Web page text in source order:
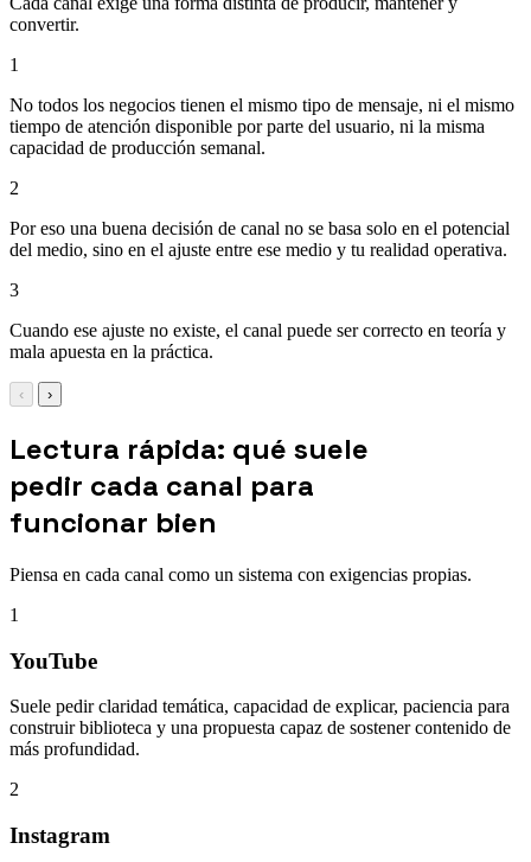
convertir.
1
No todos los negocios tienen el mismo tipo de mensaje, ni el mismo
tiempo de atención disponible por parte del usuario, ni la misma
capacidad de producción semanal.
2
Por eso una buena decisión de canal no se basa solo en el potencial
del medio, sino en el ajuste entre ese medio y tu realidad operativa.
3
Cuando ese ajuste no existe, el canal puede ser correcto en teoría y
mala apuesta en la práctica.
‹ ›
Lectura rápida: qué suele
pedir cada canal para
funcionar bien
Piensa en cada canal como un sistema con exigencias propias.
1
YouTube
Suele pedir claridad temática, capacidad de explicar, paciencia para
construir biblioteca y una propuesta capaz de sostener contenido de
más profundidad.
2
Instagram